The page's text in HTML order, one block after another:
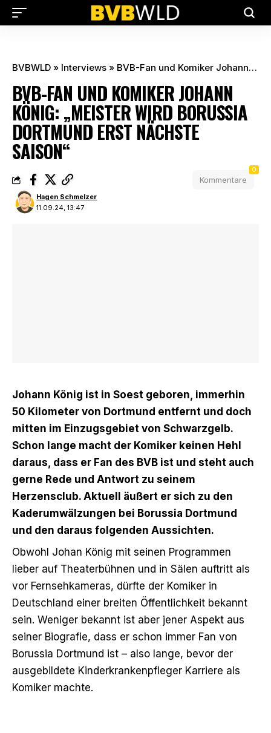
BVBWLD » Interviews » BVB-Fan und Komiker Johann König: „Meister wird Borussia Dortmund erst nächste Saison“
BVB-FAN UND KOMIKER JOHANN
KÖNIG: „MEISTER WIRD BORUSSIA
DORTMUND ERST NÄCHSTE
SAISON“
11.09.24, 13:47
Hagen Schmelzer
Kommentare
0
Johann König ist in Soest geboren, immerhin
50 Kilometer von Dortmund entfernt und doch
mitten im Einzugsgebiet von Schwarzgelb.
Schon lange macht der Komiker keinen Hehl
daraus, dass er Fan des BVB ist und steht auch
gerne Rede und Antwort zu seinem
Herzensclub. Aktuell äußert er sich zu den
Kaderumwälzungen bei Borussia Dortmund
und den daraus folgenden Aussichten.
Obwohl Johan König mit seinen Programmen
lieber auf Theaterbühnen und in Sälen auftritt als
vor Fernsehkameras, dürfte der Komiker in
Deutschland einer breiten Öffentlichkeit bekannt
sein. Weniger bekannt ist aber jener Aspekt aus
seiner Biografie, dass er schon immer Fan von
Borussia Dortmund ist – also lange, bevor der
ausgebildete Kinderkrankenpfleger Karriere als
Komiker machte.